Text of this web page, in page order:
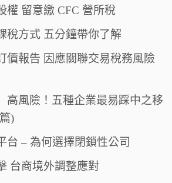
權 留意繳 CFC 營所稅
稅方式 五分鐘帶你了解
價報告 因應關聯交易稅務風險
高風險！五種企業最易踩中之移
)
台 – 為何選擇閉鎖性公司
台商境外調整應對